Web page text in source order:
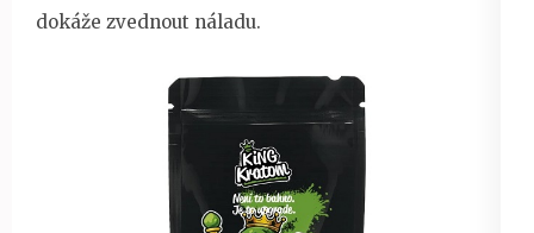
dokáže zvednout náladu.